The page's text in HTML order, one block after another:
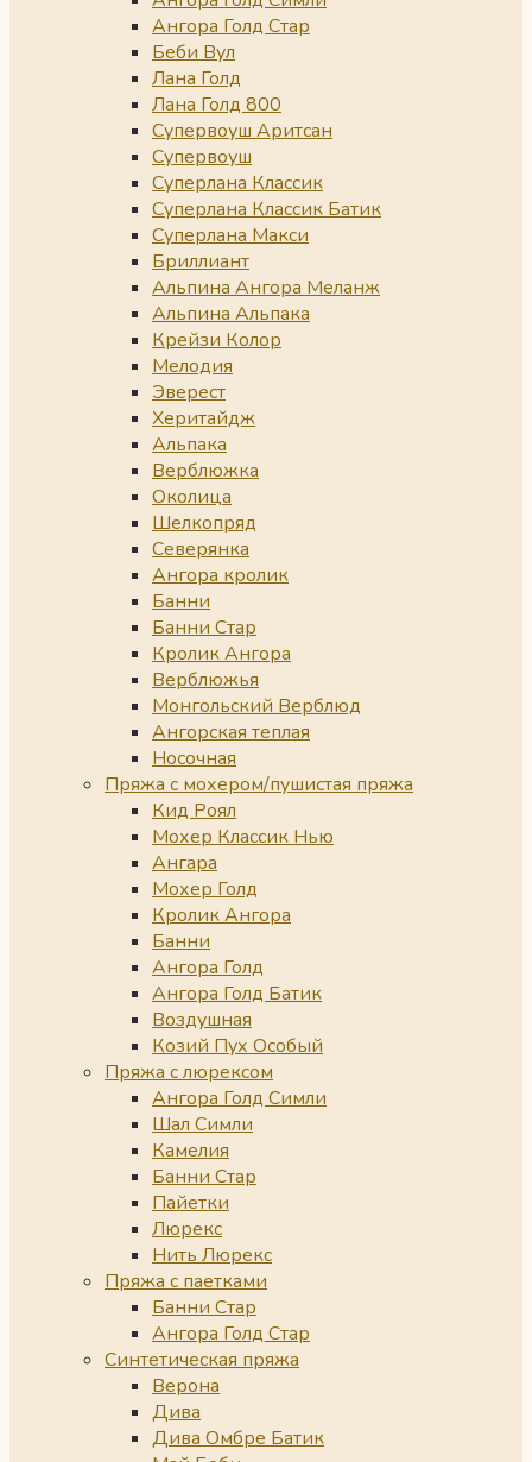
Ангора Голд Стар
Беби Вул
Лана Голд
Лана Голд 800
Супервоуш Аритсан
Супервоуш
Суперлана Классик
Суперлана Классик Батик
Суперлана Макси
Бриллиант
Альпина Ангора Меланж
Альпина Альпака
Крейзи Колор
Мелодия
Эверест
Херитайдж
Альпака
Верблюжка
Околица
Шелкопряд
Северянка
Ангора кролик
Банни
Банни Стар
Кролик Ангора
Верблюжья
Монгольский Верблюд
Ангорская теплая
Носочная
Пряжа с мохером/пушистая пряжа
Кид Роял
Мохер Классик Нью
Ангара
Мохер Голд
Кролик Ангора
Банни
Ангора Голд
Ангора Голд Батик
Воздушная
Козий Пух Особый
Пряжа с люрексом
Ангора Голд Симли
Шал Симли
Камелия
Банни Стар
Пайетки
Люрекс
Нить Люрекс
Пряжа с паетками
Банни Стар
Ангора Голд Стар
Синтетическая пряжа
Верона
Дива
Дива Омбре Батик